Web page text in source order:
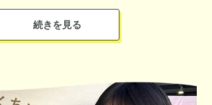
ト ダニエルさん
川 誠志郎さん
れました。
ォメーション④
ォメーション⑤
ページ
ちご協議会の提供で、番組初の公開収録を実
ちょぱは4年連続で静岡県産いちご「紅ほっ
のイメージキャラクターを担当。多くの方に
た。ゲストには、女子サッカー元日本代表
で長らくレポーターを務めた丸山桂里奈さ